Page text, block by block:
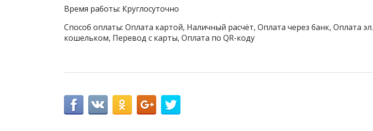
Время работы: Круглосуточно
Способ оплаты: Оплата картой, Наличный расчёт, Оплата через банк, Оплата эл.
кошельком, Перевод с карты, Оплата по QR-коду